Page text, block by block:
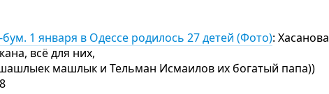
1 января в Одессе родилось 27 детей (Фото): Хасанова
всё для них,
машлык и Тельман Исмаилов их богатый папа))